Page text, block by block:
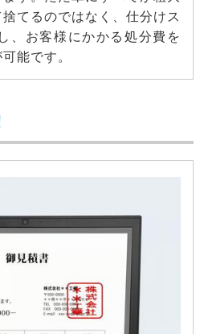
てるのではなく、仕分けス
、お客様にかかる処分費を
能です。